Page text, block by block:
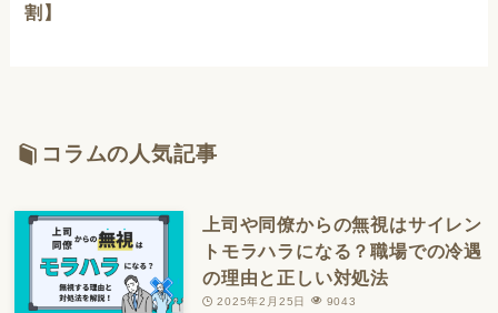
割】
コラムの人気記事
上司や同僚からの無視はサイレン
トモラハラになる？職場での冷遇
の理由と正しい対処法
2025年2月25日 9043